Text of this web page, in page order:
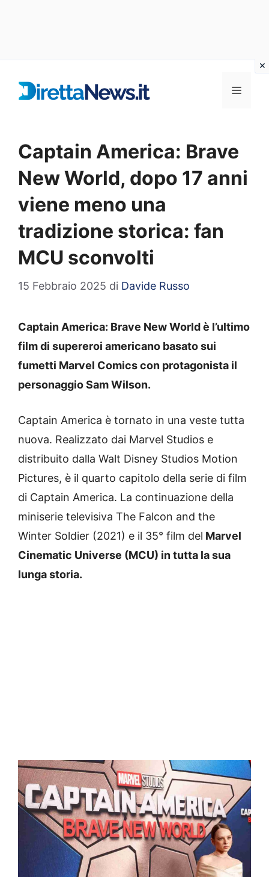
Menu
Captain America: Brave
New World, dopo 17 anni
viene meno una
tradizione storica: fan
MCU sconvolti
15 Febbraio 2025 di Davide Russo
Captain America: Brave New World è l’ultimo
film di supereroi americano basato sui
fumetti Marvel Comics con protagonista il
personaggio Sam Wilson.
Captain America è tornato in una veste tutta
nuova. Realizzato dai Marvel Studios e
distribuito dalla Walt Disney Studios Motion
Pictures, è il quarto capitolo della serie di film
di Captain America. La continuazione della
miniserie televisiva The Falcon and the
Winter Soldier (2021) e il 35° film del Marvel
Cinematic Universe (MCU) in tutta la sua
lunga storia.